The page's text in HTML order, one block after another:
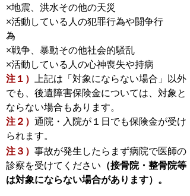
×地震、洪水その他の天災
×活動している人の犯罪行為や闘争行
為
×戦争、暴動その他社会的騒乱
×活動している人の心神喪失や持病
注１）
上記は「対象にならない場合」以外
でも、後遺障害保険金については、対象と
ならない場合もあります。
注２） 通院・入院が１日でも保険金が受け
られます。
注３） 事故が発生したらまず病院で医師の
診察を受けてください （接骨院・整骨院等
は対象にならない場合があります）。